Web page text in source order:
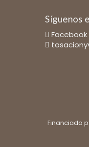
Síguenos
Facebook
Financiado